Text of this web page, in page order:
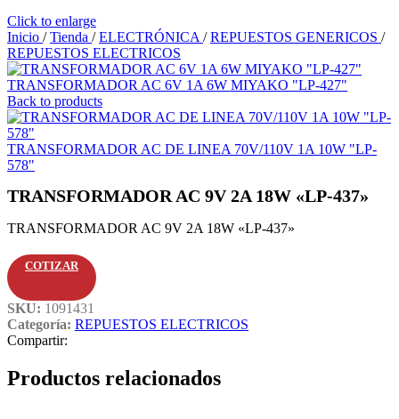
Click to enlarge
Inicio / Tienda / ELECTRÓNICA / REPUESTOS GENERICOS /
REPUESTOS ELECTRICOS
TRANSFORMADOR AC 6V 1A 6W MIYAKO "LP-427"
Back to products
TRANSFORMADOR AC DE LINEA 70V/110V 1A 10W "LP-
578"
TRANSFORMADOR AC 9V 2A 18W «LP-437»
TRANSFORMADOR AC 9V 2A 18W «LP-437»
COTIZAR
SKU: 1091431
Categoría: REPUESTOS ELECTRICOS
Compartir:
Productos relacionados